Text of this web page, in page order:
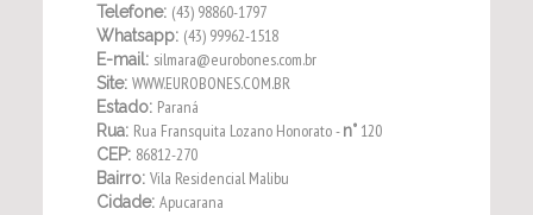
Telefone: (43) 98860-1797
Whatsapp: (43) 99962-1518
E-mail: silmara@eurobones.com.br
Site:WWW.EUROBONES.COM.BR
Estado: Paraná
Rua: Rua Fransquita Lozano Honorato -n° 120
CEP: 86812-270
Bairro:Vila Residencial Malibu
Cidade:Apucarana